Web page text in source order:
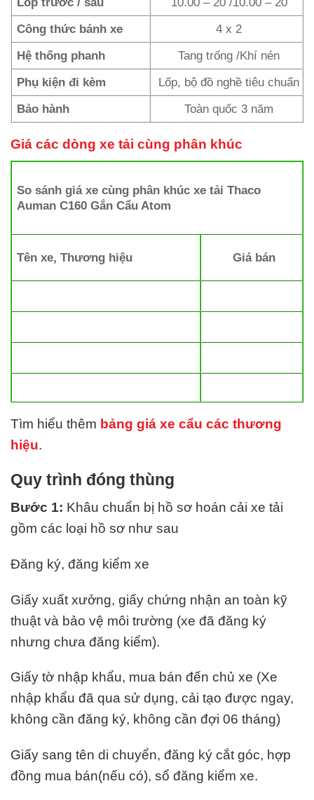
Công thức bánh xe
4 x 2
Hệ thống phanh
Tang trống /Khí nén
Phụ kiện đi kèm
Lốp, bộ đồ nghề tiêu chuẩn
Bảo hành
Toàn quốc 3 năm
Giá các dòng xe tải cùng phân khúc
So sánh giá xe cùng phân khúc xe tảiThaco
Auman C160 Gắn Cẩu Atom
Tên xe, Thương hiệu Giá bán
Tìm hiểu thêm bảng giá xe cẩu các thương
hiệu.
Quy trình đóng thùng
Bước 1: Khâu chuẩn bị hồ sơ hoán cải xe tải
gồm các loại hồ sơ như sau
Đăng ký, đăng kiểm xe
Giấy xuất xưởng, giấy chứng nhận an toàn kỹ
thuật và bảo vệ môi trường (xe đã đăng ký
nhưng chưa đăng kiểm).
Giấy tờ nhập khẩu, mua bán đến chủ xe (Xe
nhập khẩu đã qua sử dụng, cải tạo được ngay,
không cần đăng ký, không cần đợi 06 tháng)
Giấy sang tên di chuyển, đăng ký cắt góc, hợp
đồng mua bán(nếu có), sổ đăng kiểm xe.